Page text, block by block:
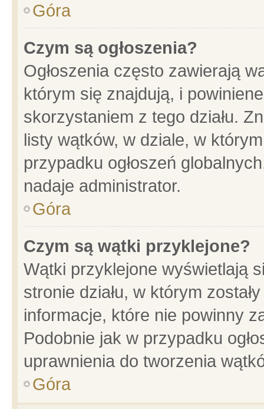
Góra
Czym są ogłoszenia?
Ogłoszenia często zawierają
którym się znajdują, i
skorzystaniem z tego działu.
listy wątków, w dziale, w
przypadku ogłoszeń
nadaje administrator.
Góra
Czym są wątki przyklejone?
Wątki przyklejone wyświetlają
stronie działu, w którym
informacje, które nie powinny
Podobnie jak w przypadku
uprawnienia do tworzenia
Góra